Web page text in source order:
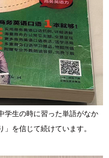
学生の時に習った単語がなか
を信じて続けています。